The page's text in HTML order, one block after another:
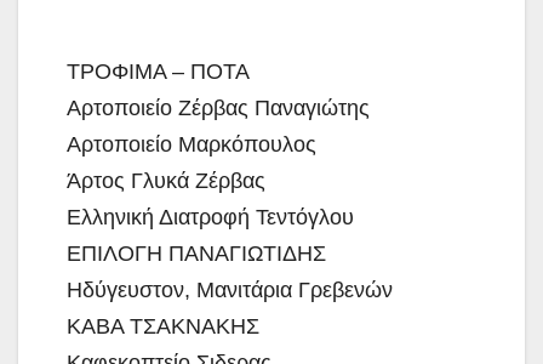
ΤΡΟΦΙΜΑ – ΠΟΤΑ
Αρτοποιείο Ζέρβας Παναγιώτης
Αρτοποιείο Μαρκόπουλος
Άρτος Γλυκά Ζέρβας
Ελληνική Διατροφή Τεντόγλου
ΕΠΙΛΟΓΗ ΠΑΝΑΓΙΩΤΙΔΗΣ
Ηδύγευστον, Μανιτάρια Γρεβενών
ΚΑΒΑ ΤΣΑΚΝΑΚΗΣ